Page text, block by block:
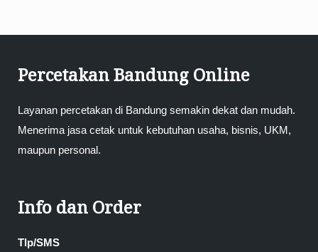
Percetakan Bandung Online
Layanan percetakan di Bandung semakin dekat dan mudah.
Menerima jasa cetak untuk kebutuhan usaha, bisnis, UKM,
maupun personal.
Info dan Order
Tlp/SMS